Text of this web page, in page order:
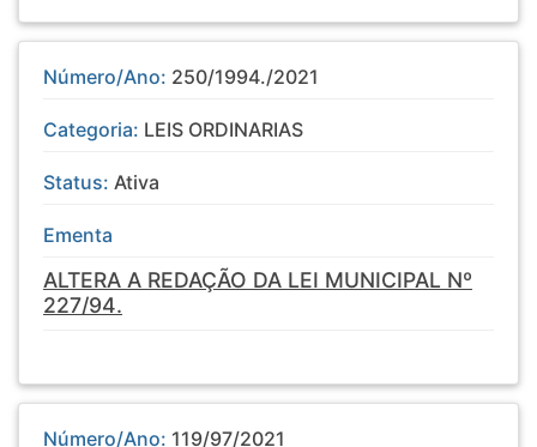
Número/Ano: 250/1994./2021
Categoria: LEIS ORDINARIAS
Status: Ativa
Ementa
ALTERA A REDAÇÃO DA LEI MUNICIPAL Nº
227/94.
Número/Ano: 119/97/2021